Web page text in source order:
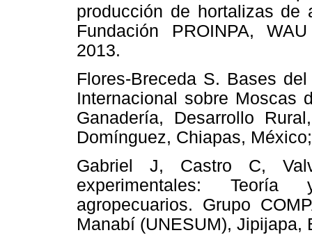
producción de hortalizas de
Fundación PROINPA,
2013.
Flores-Breceda S. Bases
Internacional sobre Moscas
Ganadería, Desarrollo
Domínguez, Chiapas,
Gabriel J, Castro C,
experimentales:
agropecuarios. Grupo
Manabí (UNESUM), Jipijapa,